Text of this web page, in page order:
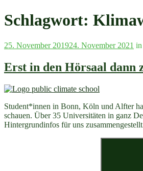
Schlagwort:
Veröffentlicht
25. November 201924. November 2021 in
Erst in den Hörsaal dann
Student*innen in Bonn, Köln und Alfter
schauen. Über 35 Universitäten in ganz
Hintergrundinfos für uns